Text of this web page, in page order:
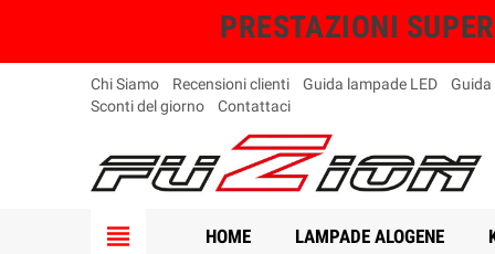
PRESTAZIONI
Chi Siamo Recensioni clienti Guida lampade LED Guida
Sconti del giorno
Contattaci
view_headline HOME LAMPADE ALOGENE